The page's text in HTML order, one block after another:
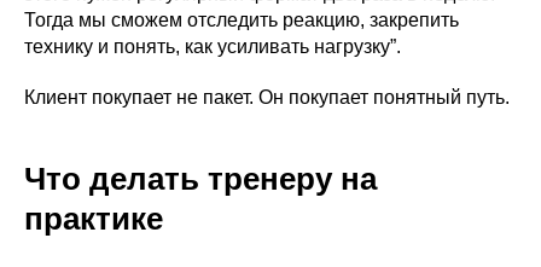
Тогда мы сможем отследить реакцию, закрепить
технику и понять, как усиливать нагрузку”.
Клиент покупает не пакет. Он покупает понятный путь.
Что делать тренеру на
практике